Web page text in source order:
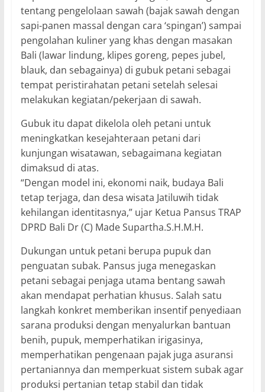
tentang pengelolaan sawah (bajak sawah dengan
sapi-panen massal dengan cara ‘spingan’) sampai
pengolahan kuliner yang khas dengan masakan
Bali (lawar lindung, klipes goreng, pepes jubel,
blauk, dan sebagainya) di gubuk petani sebagai
tempat peristirahatan petani setelah selesai
melakukan kegiatan/pekerjaan di sawah.
Gubuk itu dapat dikelola oleh petani untuk
meningkatkan kesejahteraan petani dari
kunjungan wisatawan, sebagaimana kegiatan
dimaksud di atas.
“Dengan model ini, ekonomi naik, budaya Bali
tetap terjaga, dan desa wisata Jatiluwih tidak
kehilangan identitasnya,” ujar Ketua Pansus TRAP
DPRD Bali Dr (C) Made Supartha.S.H.M.H.
Dukungan untuk petani berupa pupuk dan
penguatan subak. Pansus juga menegaskan
petani sebagai penjaga utama bentang sawah
akan mendapat perhatian khusus. Salah satu
langkah konkret memberikan insentif penyediaan
sarana produksi dengan menyalurkan bantuan
benih, pupuk, memperhatikan irigasinya,
memperhatikan pengenaan pajak juga asuransi
pertaniannya dan memperkuat sistem subak agar
produksi pertanian tetap stabil dan tidak